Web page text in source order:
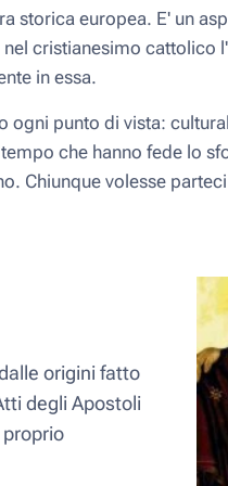
storica europea. E' un
cristianesimo cattolico
in essa.
punto di vista:
che hanno fede lo
Chiunque volesse
origini fatto
degli Apostoli